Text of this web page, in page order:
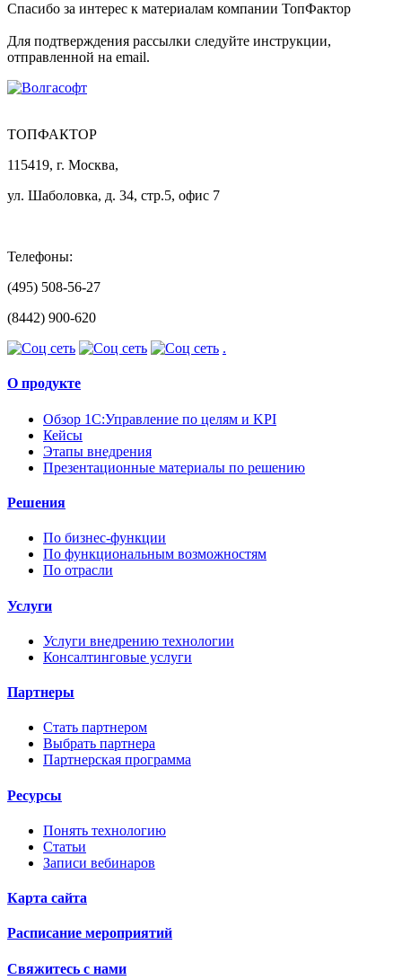
Спасибо за интерес к материалам компании ТопФактор
Для подтверждения рассылки следуйте инструкции,
отправленной на email.
ТОПФАКТОР
115419, г. Москва,
ул. Шаболовка, д. 34, стр.5, офис 7
Телефоны:
(495) 508-56-27
(8442) 900-620
.
О продукте
Обзор 1С:Управление по целям и KPI
Кейсы
Этапы внедрения
Презентационные материалы по решению
Решения
По бизнес-функции
По функциональным возможностям
По отрасли
Услуги
Услуги внедрению технологии
Консалтинговые услуги
Партнеры
Стать партнером
Выбрать партнера
Партнерская программа
Ресурсы
Понять технологию
Статьи
Записи вебинаров
Карта сайта
Расписание мероприятий
Свяжитесь с нами